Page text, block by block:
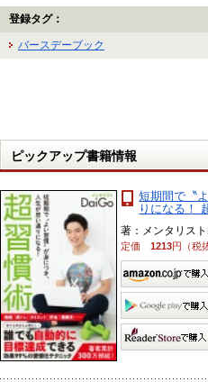
登録タグ：
バースデーブック
ピックアップ書籍情報
短期間で〝
りになる！
著：メンタリス
定価1213円（税